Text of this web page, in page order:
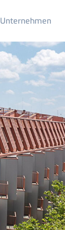
Unternehmen